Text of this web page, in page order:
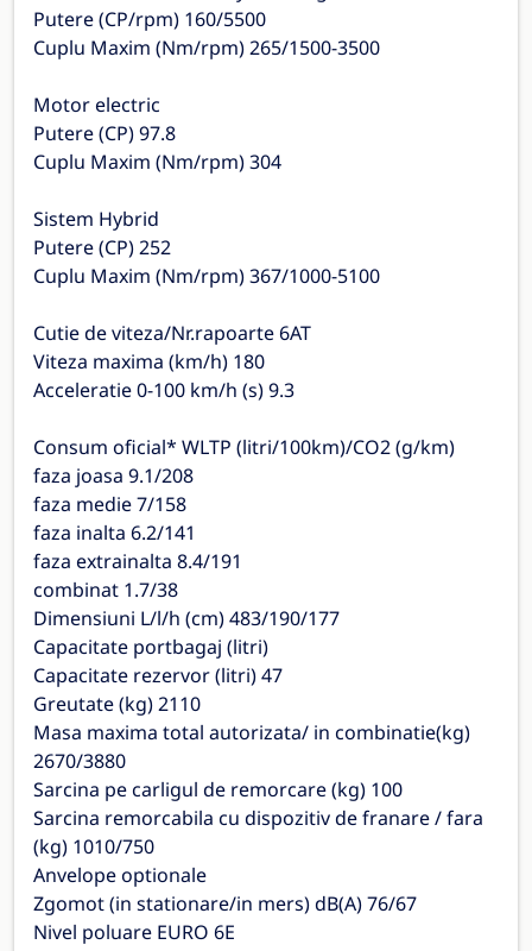
Putere (CP/rpm) 160/5500
Cuplu Maxim (Nm/rpm) 265/1500-3500
Motor electric
Putere (CP) 97.8
Cuplu Maxim (Nm/rpm) 304
Sistem Hybrid
Putere (CP) 252
Cuplu Maxim (Nm/rpm) 367/1000-5100
Cutie de viteza/Nr.rapoarte 6AT
Viteza maxima (km/h) 180
Acceleratie 0-100 km/h (s) 9.3
Consum oficial* WLTP (litri/100km)/CO2 (g/km)
faza joasa 9.1/208
faza medie 7/158
faza inalta 6.2/141
faza extrainalta 8.4/191
combinat 1.7/38
Dimensiuni L/l/h (cm) 483/190/177
Capacitate portbagaj (litri)
Capacitate rezervor (litri) 47
Greutate (kg) 2110
Masa maxima total autorizata/ in combinatie(kg)
2670/3880
Sarcina pe carligul de remorcare (kg) 100
Sarcina remorcabila cu dispozitiv de franare / fara
(kg) 1010/750
Anvelope optionale
Zgomot (in stationare/in mers) dB(A) 76/67
Nivel poluare EURO 6E